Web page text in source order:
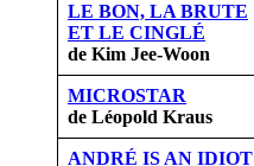
LE BON, LA BRUTE
ET LE CINGLÉ
de Kim Jee-Woon
MICROSTAR
de Léopold Kraus
ANDRÉ IS AN IDIOT